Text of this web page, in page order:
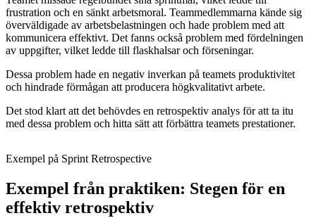
frustration och en sänkt arbetsmoral. Teammedlemmarna kände sig
överväldigade av arbetsbelastningen och hade problem med att
kommunicera effektivt. Det fanns också problem med fördelningen
av uppgifter, vilket ledde till flaskhalsar och förseningar.
Dessa problem hade en negativ inverkan på teamets produktivitet
och hindrade förmågan att producera högkvalitativt arbete.
Det stod klart att det behövdes en retrospektiv analys för att ta itu
med dessa problem och hitta sätt att förbättra teamets prestationer.
Exempel på Sprint Retrospective
Exempel från praktiken: Stegen för en
effektiv retrospektiv